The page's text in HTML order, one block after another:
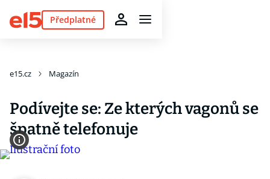
Předplatné
e15.cz Magazín
Podívejte se: Ze kterých vagonů se
špatně telefonuje